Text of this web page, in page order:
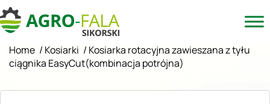
Home / Kosiarki / Kosiarka rotacyjna zawieszana z tyłu
ciągnika EasyCut(kombinacja potrójna)